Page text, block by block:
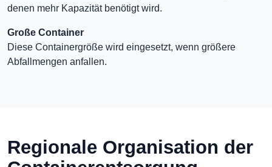
denen mehr Kapazität benötigt wird.
Große Container
Diese Containergröße wird eingesetzt, wenn größere
Abfallmengen anfallen.
Regionale Organisation der